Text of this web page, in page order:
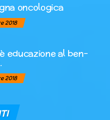
oncologica
2018
educazione al ben-
2018